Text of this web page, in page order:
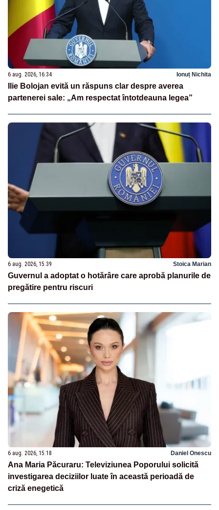
6 aug. 2026, 16:34 Ionuț Nichita
Ilie Bolojan evită un răspuns clar despre averea
partenerei sale: „Am respectat întotdeauna legea”
6 aug. 2026, 15:39 Stoica Marian
Guvernul a adoptat o hotărâre care aprobă planurile de
pregătire pentru riscuri
6 aug. 2026, 15:18 Daniel Onescu
Ana Maria Păcuraru: Televiziunea Poporului solicită
investigarea deciziilor luate în această perioadă de
criză enegetică